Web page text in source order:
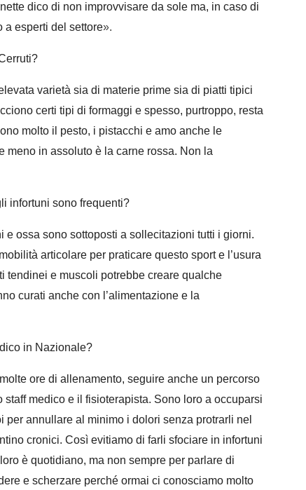
dico di non improvvisare da sole ma, in caso di
a esperti del settore».
varietà sia di materie prime sia di piatti tipici
certi tipi di formaggi e spesso, purtroppo, resta
molto il pesto, i pistacchi e amo anche le
meno in assoluto è la carne rossa. Non la
infortuni sono frequenti?
e ossa sono sottoposti a sollecitazioni tutti i giorni.
articolare per praticare questo sport e l’usura
tendinei e muscoli potrebbe creare qualche
curati anche con l’alimentazione e la
in Nazionale?
ore di allenamento, seguire anche un percorso
staff medico e il fisioterapista. Sono loro a occuparsi
per annullare al minimo i dolori senza protrarli nel
cronici. Così evitiamo di farli sfociare in infortuni
è quotidiano, ma non sempre per parlare di
e scherzare perché ormai ci conosciamo molto